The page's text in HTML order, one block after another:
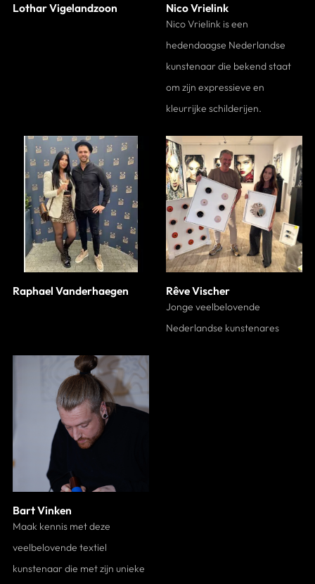
Lothar Vigelandzoon Nico Vrielink
Nico Vrielink is een
hedendaagse Nederlandse
kunstenaar die bekend staat
om zijn expressieve en
kleurrijke schilderijen.
Raphael Vanderhaegen Rêve Vischer
Jonge veelbelovende
Nederlandse kunstenares
Bart Vinken
Maak kennis met deze
veelbelovende textiel
kunstenaar die met zijn unieke